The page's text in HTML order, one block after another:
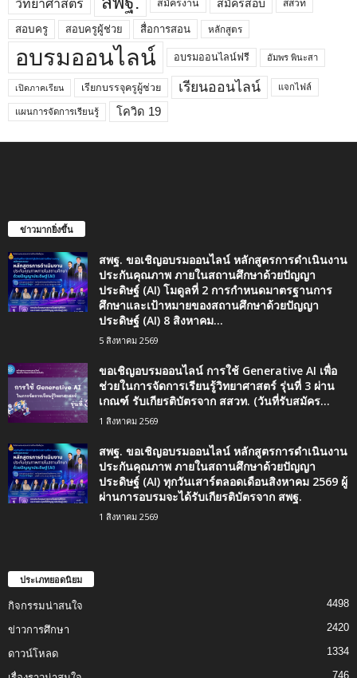
วิทยาศาสตร์ สมัครงาน สมัครสอบ สสวท
สอบครู สอบครูผู้ช่วย สื่อการสอน หลักสูตร
อบรมออนไลน์ อบรมออนไลน์ฟรี อัมพร พินะสา
เปิดภาคเรียน เรียกบรรจุครูผู้ช่วย เรียนออนไลน์ แจกไฟล์
แผนการจัดการเรียนรู้ โควิด 19
ข่าวมากยิ่งขึ้น
สพฐ. ขอเชิญอบรมออนไลน์ หลักสูตรการดำเนินงาน
ประกันคุณภาพ ภายในสถานศึกษาด้วยปัญญา
ประดิษฐ์ (AI) โมดูลที่ 2 การกำหนดมาตรฐานการ
ศึกษาและเป้าหมายของสถานศึกษาด้วยปัญญา
ประดิษฐ์ (AI) 8 สิงหาคม...
5 สิงหาคม 2569
ขอเชิญอบรมออนไลน์ การใช้ Generative AI เพื่อ
ช่วยในการจัดการเรียนรู้วิทยาศาสตร์ รุ่นที่ 3 ผ่าน
เกณฑ์ รับเกียรติบัตรจาก สสวท. (วันที่รับสมัคร...
1 สิงหาคม 2569
สพฐ. ขอเชิญอบรมออนไลน์ หลักสูตรการดำเนินงาน
ประกันคุณภาพ ภายในสถานศึกษาด้วยปัญญา
ประดิษฐ์ (AI) ทุกวันเสาร์ตลอดเดือนสิงหาคม 2569 ผู้
ผ่านการอบรมจะได้รับเกียรติบัตรจาก สพฐ.
1 สิงหาคม 2569
ประเภทยอดนิยม
กิจกรรมน่าสนใจ 4498
ข่าวการศึกษา 2420
ดาวน์โหลด 1334
746